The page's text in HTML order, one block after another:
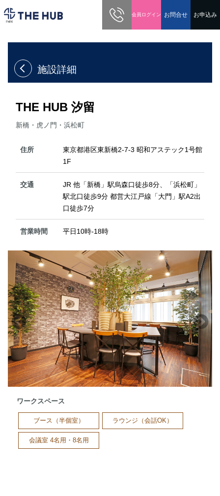
会員ログイン お問合せ お申込み
施設詳細
THE HUB 汐留
新橋・虎ノ門・浜松町
住所
東京都港区東新橋2-7-3 昭和アステック1号館
1F
交通
JR 他「新橋」駅烏森口徒歩8分、「浜松町」
駅北口徒歩9分 都営大江戸線「大門」駅A2出
口徒歩7分
営業時間 平日10時-18時
ワークスペース
ブース（半個室） ラウンジ（会話OK）
会議室 4名用・8名用